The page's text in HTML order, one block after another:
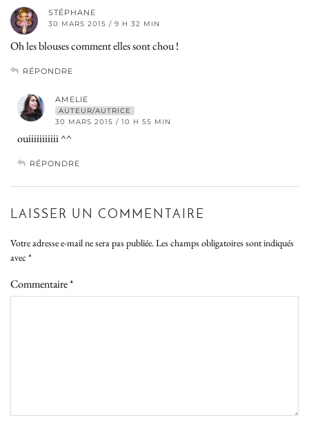
STÉPHANE
30 MARS 2015 / 9 H 32 MIN
Oh les blouses comment elles sont chou !
RÉPONDRE
AMELIE
AUTEUR/AUTRICE
30 MARS 2015 / 10 H 55 MIN
ouiiiiiiiiiii ^^
RÉPONDRE
LAISSER UN COMMENTAIRE
Votre adresse e-mail ne sera pas publiée.Les champs obligatoires sont indiqués
avec *
Commentaire*